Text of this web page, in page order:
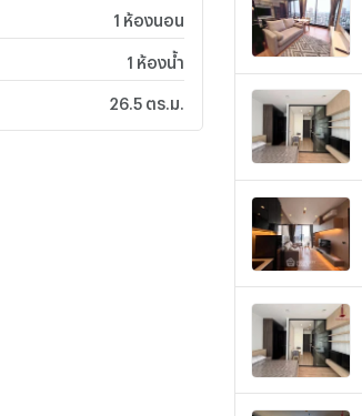
1 ห้องนอน
1 ห้องน้ำ
26.5 ตร.ม.